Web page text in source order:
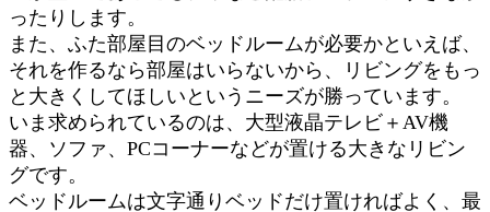
ったりします。
また、ふた部屋目のベッドルームが必要かといえば、
それを作るなら部屋はいらないから、リビングをもっ
と大きくしてほしいというニーズが勝っています。
いま求められているのは、大型液晶テレビ＋AV機
器、ソファ、PCコーナーなどが置ける大きなリビン
グです。
ベッドルームは文字通りベッドだけ置ければよく、最